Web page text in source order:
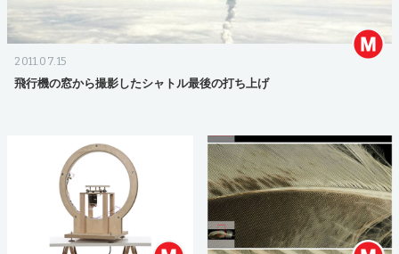
2011.07.15
飛行機の窓から撮影したシャトル最後の打ち上げ